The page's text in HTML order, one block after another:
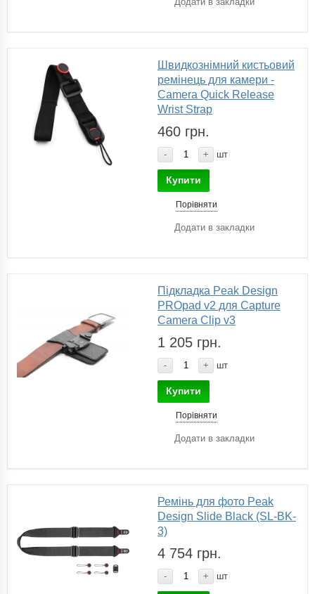
Швидкознімний кистьовий
ремінець для камери -
Camera Quick Release
Wrist Strap
460 грн.
- + шт
Купити
Порівняти
Додати в закладки
Підкладка Peak Design
PROpad v2 для Capture
Camera Clip v3
1 205 грн.
- + шт
Купити
Порівняти
Додати в закладки
Ремінь для фото Peak
Design Slide Black (SL-BK-
3)
4 754 грн.
- + шт